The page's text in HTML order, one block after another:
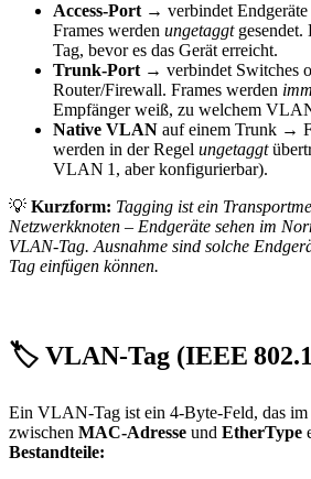
Access‑Port→ verbindet Endgeräte
Frames werden ungetaggtgesendet.
Tag, bevor es das Gerät erreicht.
Trunk‑Port→ verbindet Switches
Router/Firewall. Frames werden
Empfänger weiß, zu welchem
Native VLAN auf einem Trunk →
werden in der Regel ungetaggt
VLAN 1, aber konfigurierbar).
💡 Kurzform: Tagging ist ein
Netzwerkknoten – Endgeräte sehen im
VLAN‑Tag. Ausnahme sind solche
Tag einfügen können.
🏷️ VLAN-Tag (IEEE
Ein VLAN-Tag ist ein 4-Byte-Feld, das im
zwischen MAC-Adresse und EtherType
Bestandteile: